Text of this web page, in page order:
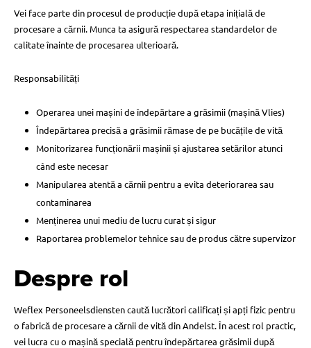
Vei face parte din procesul de producție după etapa inițială de
procesare a cărnii. Munca ta asigură respectarea standardelor de
calitate înainte de procesarea ulterioară.
Responsabilități
Operarea unei mașini de îndepărtare a grăsimii (mașină Vlies)
Îndepărtarea precisă a grăsimii rămase de pe bucățile de vită
Monitorizarea funcționării mașinii și ajustarea setărilor atunci
când este necesar
Manipularea atentă a cărnii pentru a evita deteriorarea sau
contaminarea
Menținerea unui mediu de lucru curat și sigur
Raportarea problemelor tehnice sau de produs către supervizor
Despre rol
Weflex Personeelsdiensten caută lucrători calificați și apți fizic pentru
o fabrică de procesare a cărnii de vită din Andelst. În acest rol practic,
vei lucra cu o mașină specială pentru îndepărtarea grăsimii după